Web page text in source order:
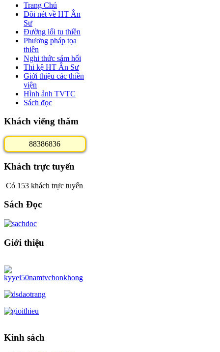
Trang Chủ
Đôi nét về HT Ân
Sư
Đường lối tu thiền
Phương pháp tọa
thiền
Nghi thức sám hối
Thi kệ HT Ân Sư
Giới thiệu các thiền
viện
Hình ảnh TVTC
Sách đọc
Khách viếng thăm
88386836
Khách trực tuyến
Có 153 khách trực tuyến
Sách Đọc
Giới thiệu
Kinh sách